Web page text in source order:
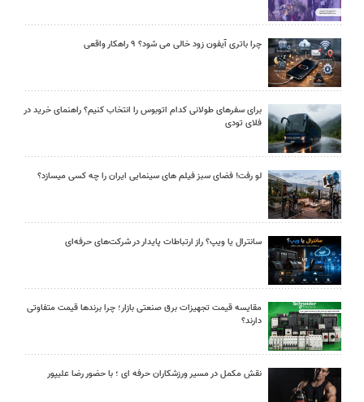
چرا باتری آیفون زود خالی می شود؟ ۹ راهکار واقعی
برای سفرهای طولانی کدام اتوبوس را انتخاب کنیم؟ راهنمای خرید در
فلای تودی
لو رفت! فضای سبز فیلم های سینمایی ایران را چه کسی میسازد؟
سانترال یا ویپ؟ راز ارتباطات پایدار در شرکت‌های حرفه‌ای
مقایسه قیمت تجهیزات برق صنعتی بازار؛ چرا برندها قیمت متفاوتی
دارند؟
نقش مکمل در مسیر ورزشکاران حرفه ای ؛ با حضور رضا علیپور